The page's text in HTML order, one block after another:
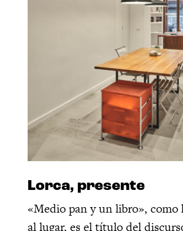
Lorca, presente
«Medio pan y un libro», como
al lugar, es el título del